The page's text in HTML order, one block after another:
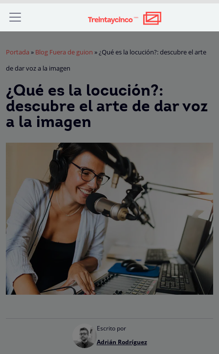
Portada » Blog Fuera de guion »¿Qué es la locución?: descubre el arte
de dar voz a la imagen
¿Qué es la locución?:
descubre el arte de dar voz
a la imagen
Escrito por
Adrián Rodríguez